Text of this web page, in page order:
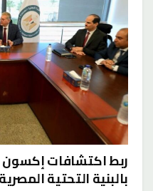
ربط اكتشافات إكسون
بالبنية التحتية المصرية